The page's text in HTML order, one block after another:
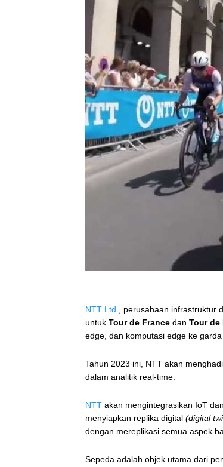
NTT Ltd ., perusahaan
untuk Tour de France dan Tour de
edge, dan komputasi edge ke
Tahun 2023 ini, NTT akan
dalam analitik real-time.
NTT akan mengintegrasikan IoT
menyiapkan replika digital (digital
dengan mereplikasi semua aspek
Sepeda adalah objek utama dari